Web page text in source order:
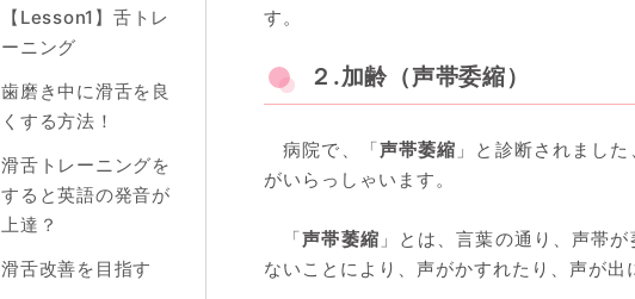
【Lesson1】舌トレ
ーニング
歯磨き中に滑舌を良
くする方法！
滑舌トレーニングを
すると英語の発音が
上達？
滑舌改善を目指す
す。
２.加齢（声帯委縮）
病院で、「声帯萎縮 」と診断されまし
がいらっしゃいます。
「声帯萎縮 」とは、言葉の通り、声帯
ないことにより、声がかすれたり、声が出